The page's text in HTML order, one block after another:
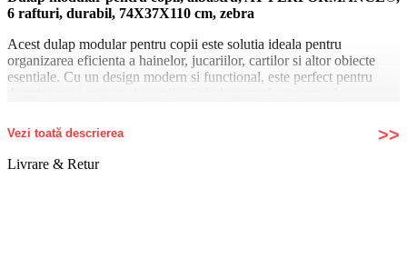
6 rafturi, durabil, 74X37X110 cm, zebra
Acest dulap modular pentru copii este solutia ideala pentru
organizarea eficienta a hainelor, jucariilor, cartilor si altor obiecte
esentiale. Cu un design modern si functional, este perfect pentru
Caracteristici principale:
✅ Design practic si incapator – Cele 6 rafturi ofera suficient spatiu
pentru haine, carti, pantofi si jucarii.
Vezi toată descrierea
Livrare & Retur